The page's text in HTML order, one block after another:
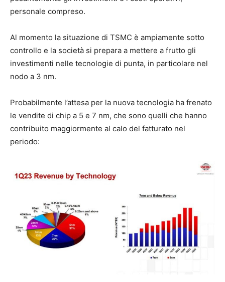
personale compreso.
Al momento la situazione di TSMC è ampiamente sotto
controllo e la società si prepara a mettere a frutto gli
investimenti nelle tecnologie di punta, in particolare nel
nodo a 3 nm.
Probabilmente l’attesa per la nuova tecnologia ha frenato
le vendite di chip a 5 e 7 nm, che sono quelli che hanno
contribuito maggiormente al calo del fatturato nel
periodo: